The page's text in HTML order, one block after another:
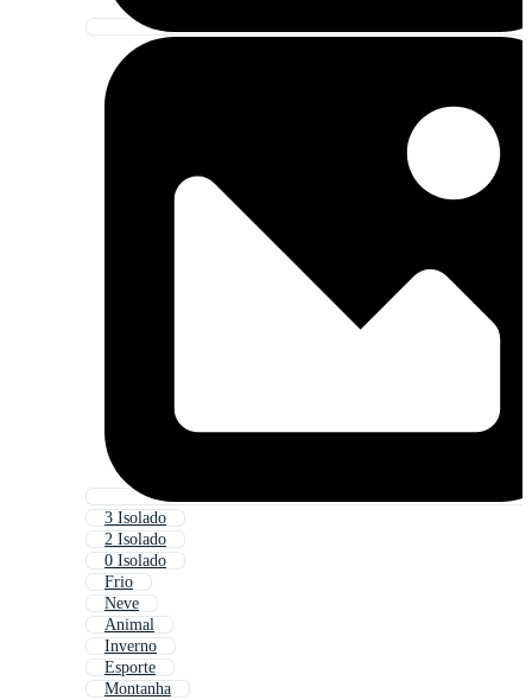
3 Isolado
2 Isolado
0 Isolado
Frio
Neve
Animal
Inverno
Esporte
Montanha